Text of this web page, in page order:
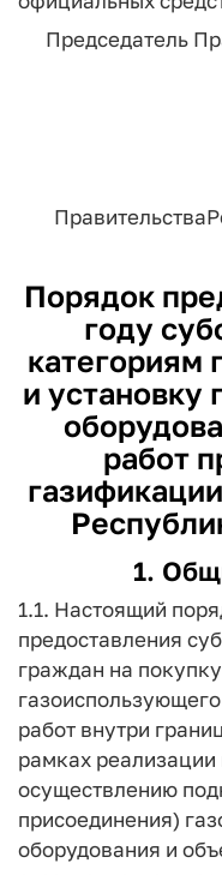
Председатель
Правительства
Порядок
году
категориям
и установку
работ
1.
1.1. Настоящий
предоставления
граждан на
работ внутри
рамках
осуществлению
присоединения)
оборудования и